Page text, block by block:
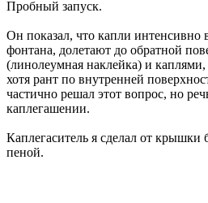
Пробный запуск.
Он показал, что капли интенсивно
фонтана, долетают до обратной
(линолеумная наклейка) и
хотя рант по внутренней
частично решал этот вопрос, но
каплегашении.
Каплегаситель я сделал от крышки
пеной.